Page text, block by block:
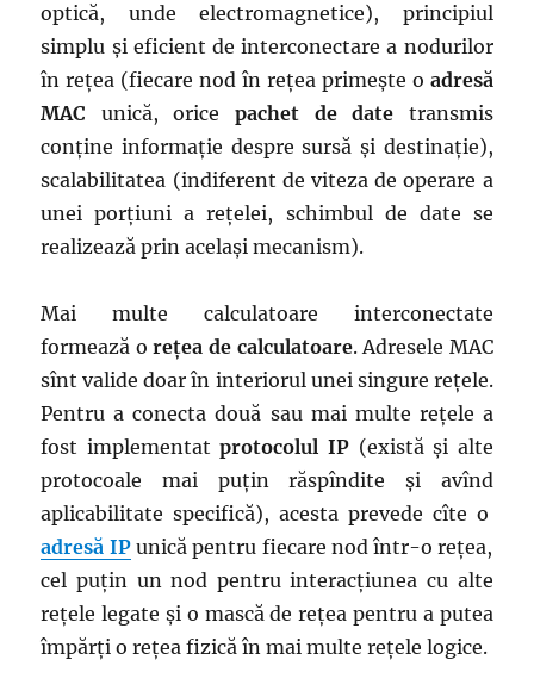
optică, unde electromagnetice), principiul
simplu și eficient de interconectare a nodurilor
în rețea (fiecare nod în rețea primește o adresă
MAC unică, orice pachet de date transmis
conține informație despre sursă și destinație),
scalabilitatea (indiferent de viteza de operare a
unei porțiuni a rețelei, schimbul de date se
realizează prin același mecanism).
Mai multe calculatoare interconectate
formează orețea de calculatoare. Adresele MAC
sînt valide doar în interiorul unei singure rețele.
Pentru a conecta două sau mai multe rețele a
fost implementatprotocolul IP (există și alte
protocoale mai puțin răspîndite și avînd
aplicabilitate specifică), acesta prevede cîte o
adresă IPunică pentru fiecare nod într-o rețea,
cel puțin un nod pentru interacțiunea cu alte
rețele legate și o mască de rețea pentru a putea
împărți o rețea fizică în mai multe rețele logice.